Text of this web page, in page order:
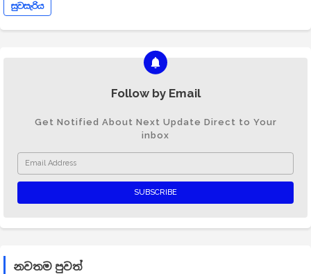
සුවසැරිය
Follow by Email
Get Notified About Next Update Direct to Your
inbox
නවතම පුවත්